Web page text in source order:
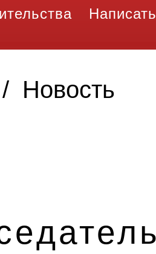
/ Новость